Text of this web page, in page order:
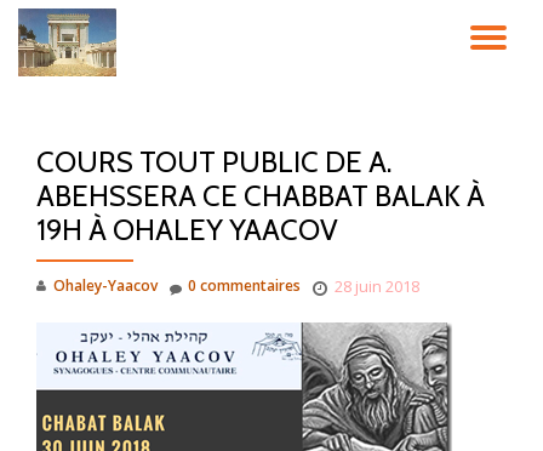
Aller
COURS TOUT PUBLIC DE A.
ABEHSSERA CE CHABBAT BALAK À
19H À OHALEY YAACOV
Ohaley-Yaacov 28 juin 2018
0 commentaires